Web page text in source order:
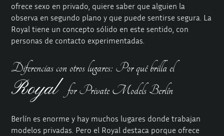
ofrece sexo en privado, quiere saber que alguien la
observa en segundo plano y que puede sentirse segura. La
Royal tiene un concepto sólido en este sentido, con
personas de contacto experimentadas.
Diferencias con otros lugares: Por qué brilla el
Royal for Private Models Berlín
Berlín es enorme y hay muchos lugares donde trabajan
modelos privadas. Pero el Royal destaca porque ofrece